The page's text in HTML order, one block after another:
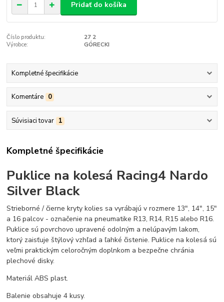
Pridať do košíka
Číslo produktu:
27 2
Výrobce:
GÓRECKI
Kompletné špecifikácie
Komentáre 0
Súvisiaci tovar 1
Kompletné špecifikácie
Puklice na kolesá Racing4 Nardo
Silver Black
Strieborné / čierne kryty kolies sa vyrábajú v rozmere 13", 14", 15"
a 16 palcov - označenie na pneumatike R13, R14, R15 alebo R16.
Puklice sú povrchovo upravené odolným a nelúpavým lakom,
ktorý zaisťuje štýlový vzhľad a ľahké čistenie. Puklice na kolesá sú
veľmi praktickým celoročným doplnkom a bezpečne chránia
plechové disky.
Materiál ABS plast.
Balenie obsahuje 4 kusy.